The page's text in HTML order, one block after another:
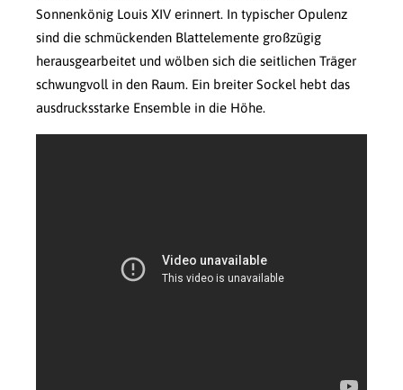
Sonnenkönig Louis XIV erinnert. In typischer Opulenz
sind die schmückenden Blattelemente großzügig
herausgearbeitet und wölben sich die seitlichen Träger
schwungvoll in den Raum. Ein breiter Sockel hebt das
ausdrucksstarke Ensemble in die Höhe.